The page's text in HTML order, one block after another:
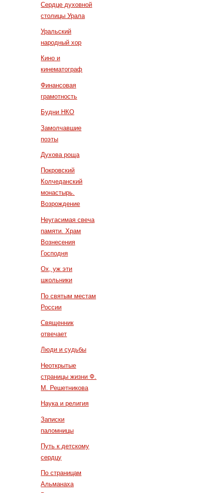
Сердце духовной
столицы Урала
Уральский
народный хор
Кино и
кинематограф
Финансовая
грамотность
Будни НКО
Замолчавшие
поэты
Духова роща
Покровский
Колчеданский
монастырь.
Возрождение
Неугасимая свеча
памяти. Храм
Вознесения
Господня
Ох, уж эти
школьники
По святым местам
России
Священник
отвечает
Люди и судьбы
Неоткрытые
страницы жизни Ф.
М. Решетникова
Наука и религия
Записки
паломницы
Путь к детскому
сердцу
По страницам
Альманаха